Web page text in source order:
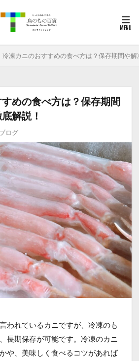
冷凍カニのおすすめの食べ方は？保存期間や
めの食べ方は？保存期間
解説！
ブログ
われているカニですが、冷凍のも
長期保存が可能です。冷凍のカニ
や、美味しく食べるコツがあれば
観光 鳥取カレー
鳥取和牛
二十世紀梨
ひめ
検索